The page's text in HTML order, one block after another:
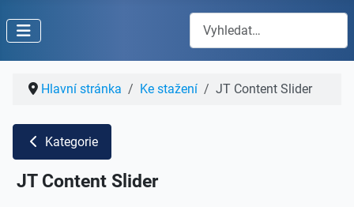
Hledat
Hlavní stránka Ke stažení JT Content Slider
Kategorie
JT Content Slider